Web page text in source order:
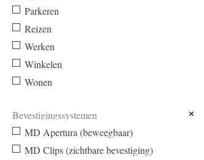
Parkeren
Reizen
Werken
Winkelen
Wonen
Bevestigingssystemen
MD Apertura (beweegbaar)
MD Clips (zichtbare bevestiging)